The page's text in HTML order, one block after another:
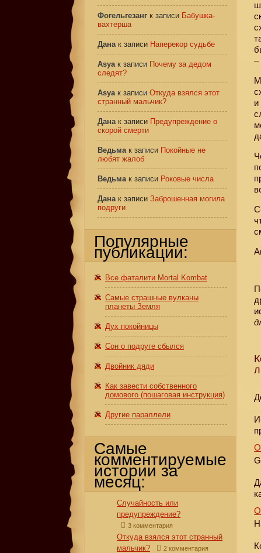
–
и
Фогельгезанг к записи Бабушка-
вахтерша
Данак записи Наперекор судьбе
Asyaк записи Почему за дедом
следят?
Asyaк записи Откуда взялся этот
странный мальчик?
Данак записи Предупреждение о
скорой смерти
Ведьмак записи Покойные не
любят жалоб
Ведьмак записи Роковые числа
Данак записи Заброшенная могила
подруги
Популярные
публикации:
Все фаталити Mortal Kombat
Самые страшные вулканы
планеты Земля
Дух покойницы
Сон о подруге сбылся
Двойник дяди
Как завести собственного
домового (пошаговая инструкция)
Другие параллели
Самые
комментируемые
истории за
месяц:
Случайность или
предупреждение?
3 комментария
Откуда взялся этот странный
мальчик?
2 комментария